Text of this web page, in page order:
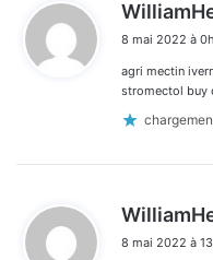
8 mai 2022 à
agri mectin
stromectol buy
8 mai 2022 à